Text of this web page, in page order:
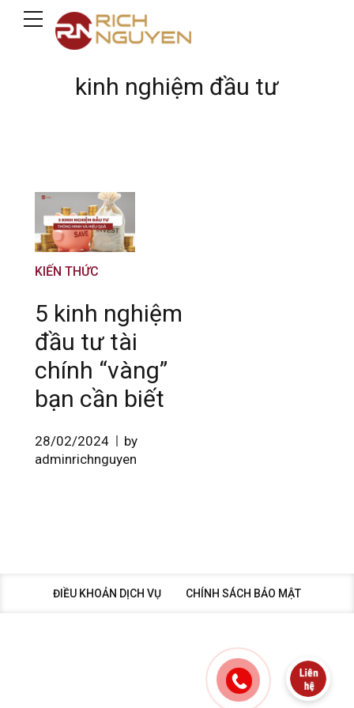
kinh nghiệm đầu tư
KIẾN THỨC
5 kinh nghiệm
đầu tư tài
chính “vàng”
bạn cần biết
28/02/2024
by
adminrichnguyen
ĐIỀU KHOẢN DỊCH VỤ CHÍNH SÁCH BẢO MẬT